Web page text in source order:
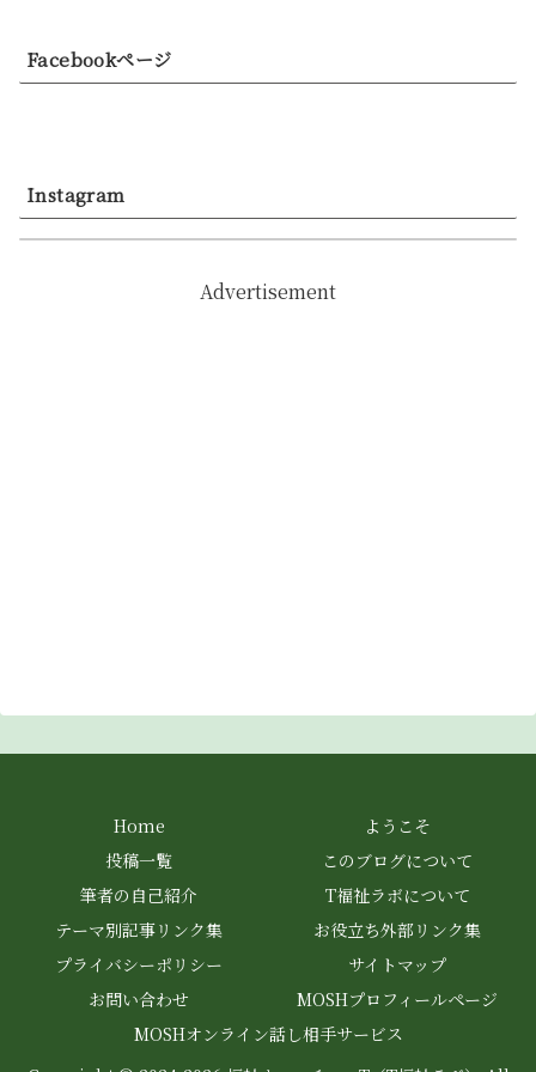
Facebookページ
Instagram
Advertisement
Home
ようこそ
投稿一覧
このブログについて
筆者の自己紹介
T福祉ラボについて
テーマ別記事リンク集
お役立ち外部リンク集
プライバシーポリシー
サイトマップ
お問い合わせ
MOSHプロフィールページ
MOSHオンライン話し相手サービス